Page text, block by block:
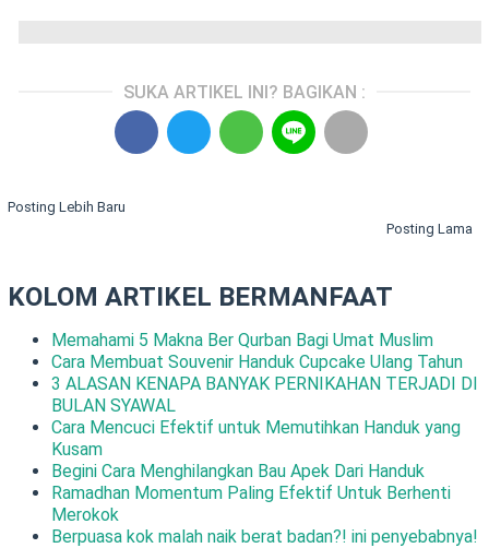
SUKA ARTIKEL INI? BAGIKAN :
Posting Lebih Baru
Posting Lama
KOLOM ARTIKEL BERMANFAAT
Memahami 5 Makna Ber Qurban Bagi Umat Muslim
Cara Membuat Souvenir Handuk Cupcake Ulang Tahun
3 ALASAN KENAPA BANYAK PERNIKAHAN TERJADI DI
BULAN SYAWAL
Cara Mencuci Efektif untuk Memutihkan Handuk yang
Kusam
Begini Cara Menghilangkan Bau Apek Dari Handuk
Ramadhan Momentum Paling Efektif Untuk Berhenti
Merokok
Berpuasa kok malah naik berat badan?! ini penyebabnya!